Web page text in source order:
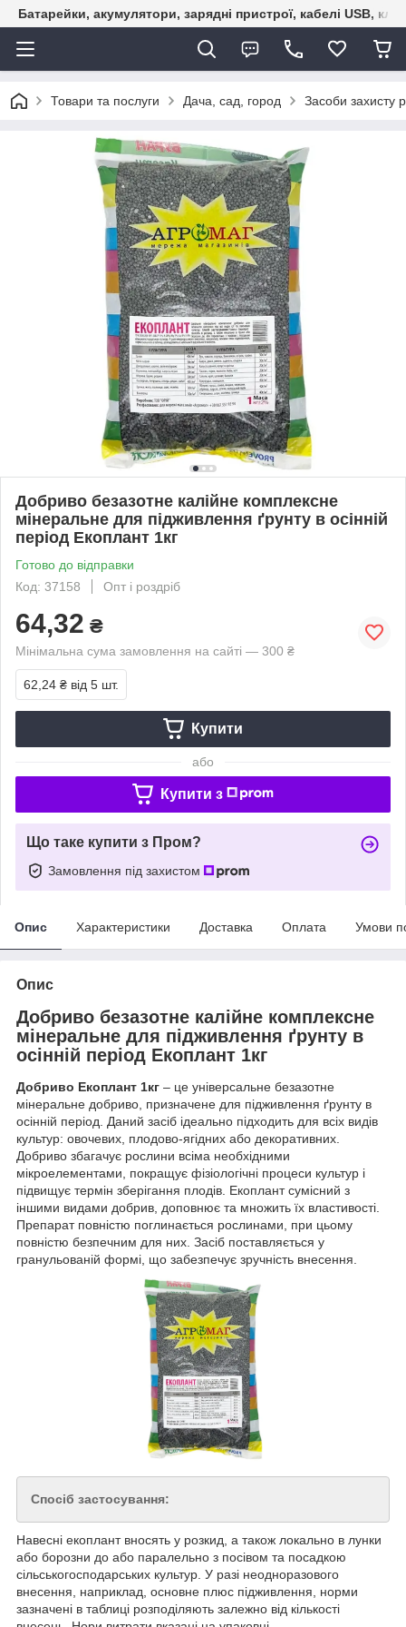
Батарейки, акумулятори, зарядні пристрої, кабелі USB,
Товари та послуги Дача, сад, город Засоби захисту
Добриво безазотне калійне комплексне
мінеральне для підживлення ґрунту в осінній
період Екоплант 1кг
Готово до відправки
Код: 37158
Опт і роздріб
64,32 ₴
Мінімальна сума замовлення на сайті — 300 ₴
62,24 ₴ від 5 шт.
Купити
або
Купити з
Що таке купити з Пром?
Замовлення під захистом
Опис Характеристики Доставка Оплата Умови
Опис
Добриво безазотне калійне комплексне
мінеральне для підживлення ґрунту в
осінній період Екоплант 1кг
Добриво Екоплант 1кг – це універсальне безазотне
мінеральне добриво, призначене для підживлення ґрунту в
осінній період. Даний засіб ідеально підходить для всіх видів
культур: овочевих, плодово-ягідних або декоративних.
Добриво збагачує рослини всіма необхідними
мікроелементами, покращує фізіологічні процеси культур і
підвищує термін зберігання плодів. Екоплант сумісний з
іншими видами добрив, доповнює та множить їх властивості.
Препарат повністю поглинається рослинами, при цьому
повністю безпечним для них. Засіб поставляється у
гранульованій формі, що забезпечує зручність внесення.
Спосіб застосування:
Навесні екоплант вносять у розкид, а також локально в лунки
або борозни до або паралельно з посівом та посадкою
сільськогосподарських культур. У разі неодноразового
внесення, наприклад, основне плюс підживлення, норми
зазначені в таблиці розподіляють залежно від кількості